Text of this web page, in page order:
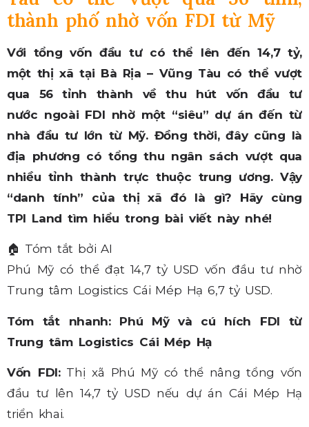
thành phố nhờ vốn FDI từ Mỹ
Với tổng vốn đầu tư có thể lên đến 14,7 tỷ,
một thị xã tại Bà Rịa – Vũng Tàu có thể vượt
qua 56 tỉnh thành về thu hút vốn đầu tư
nước ngoài FDI nhờ một “siêu” dự án đến từ
nhà đầu tư lớn từ Mỹ. Đồng thời, đây cũng là
địa phương có tổng thu ngân sách vượt qua
nhiều tỉnh thành trực thuộc trung ương. Vậy
“danh tính” của thị xã đó là gì? Hãy cùng
TPI Land tìm hiểu trong bài viết này nhé!
🏠 Tóm tắt bởi AI
Phú Mỹ có thể đạt 14,7 tỷ USD vốn đầu tư nhờ
Trung tâm Logistics Cái Mép Hạ 6,7 tỷ USD.
Tóm tắt nhanh: Phú Mỹ và cú hích FDI từ
Trung tâm Logistics Cái Mép Hạ
Vốn FDI: Thị xã Phú Mỹ có thể nâng tổng vốn
đầu tư lên 14,7 tỷ USD nếu dự án Cái Mép Hạ
triển khai.